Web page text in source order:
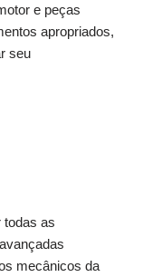
e peças
apropriados,
seu
todas as
mecânicos da